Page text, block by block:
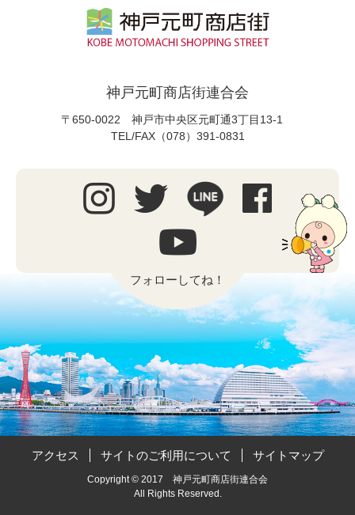
神戸元町商店街連合会
〒650-0022 神戸市中央区元町通3丁目13-1
TEL/FAX（078）391-0831
フォローしてね！
アクセス サイトのご利用について サイトマップ
Copyright © 2017 神戸元町商店街連合会
All Rights Reserved.